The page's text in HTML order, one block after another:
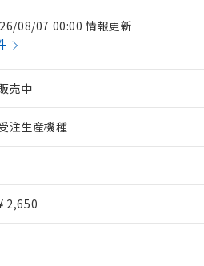
08/07 00:00 情報更新
売中
注生産機種
2,650